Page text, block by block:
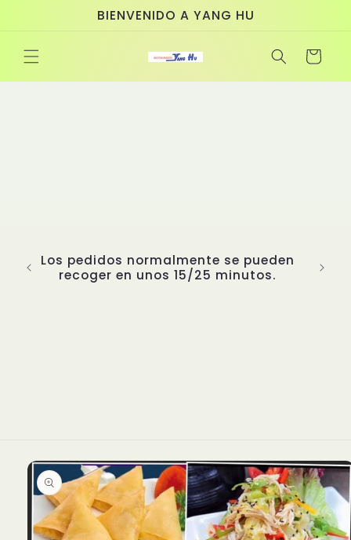
BIENVENIDO A YANG HU
Carrito
Los pedidos normalmente se pueden
recoger en unos 15/25 minutos.
directamente
información
del producto